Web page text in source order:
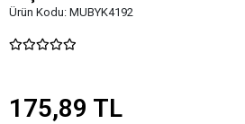
Ürün Kodu: MUBYK4192
175,89 TL